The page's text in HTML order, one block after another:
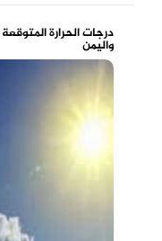
واليمن